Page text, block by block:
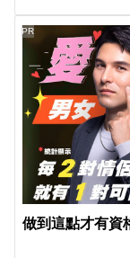
做到這點才有資
PR